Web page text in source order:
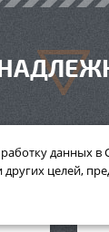
данных в
целей,